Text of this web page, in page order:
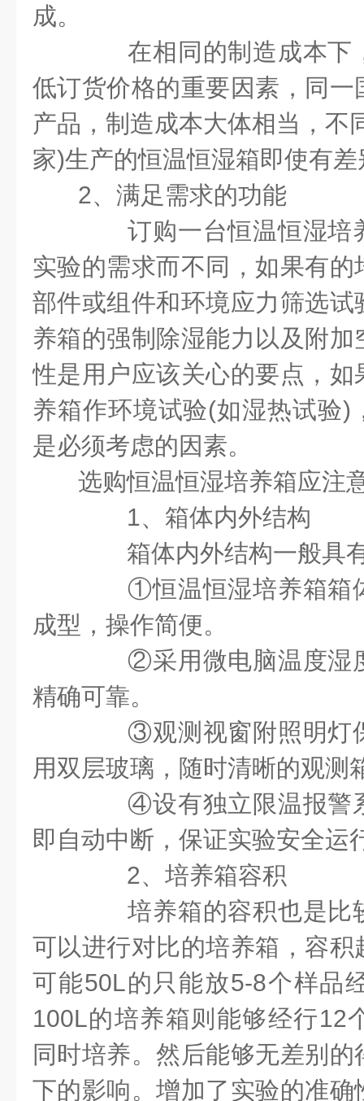
成。
在相同的制造成本下
低订货价格的重要因素，同
产品，制造成本大体相当，不
家)生产的恒温恒湿箱即使有
2、满足需求的功能
订购一台恒温恒湿培
实验的需求而不同，如果有
部件或组件和环境应力筛选
养箱的强制除湿能力以及附
性是用户应该关心的要点，
养箱作环境试验(如湿热试验)
是必须考虑的因素。
选购恒温恒湿培养箱应注
1、箱体内外结构
箱体内外结构一般具
①恒温恒湿培养箱箱
成型，操作简便。
②采用微电脑温度湿
精确可靠。
③观测视窗附照明灯
用双层玻璃，随时清晰的观测
④设有独立限温报警
即自动中断，保证实验安全运
2、培养箱容积
培养箱的容积也是比
可以进行对比的培养箱，容
可能50L的只能放5-8个样品
100L的培养箱则能够经行12
同时培养。然后能够无差别
下的影响。增加了实验的准